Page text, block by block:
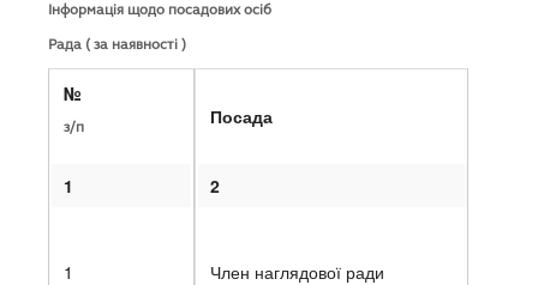
Інформація щодо посадових осіб
Рада ( за наявності )
Посада
2
Член наглядової ради
№
з/п
1
1